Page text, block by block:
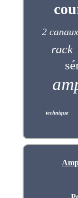
2 canaux
rack
technique